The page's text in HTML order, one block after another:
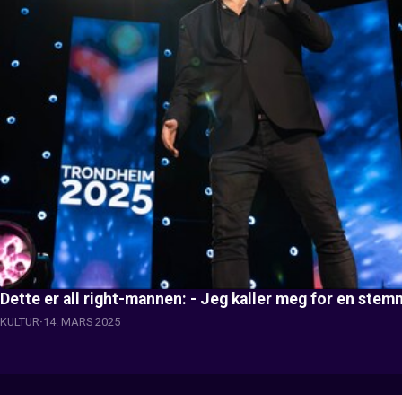
Dette er all right-mannen: - Jeg kaller meg for en
KULTUR 14. MARS 2025